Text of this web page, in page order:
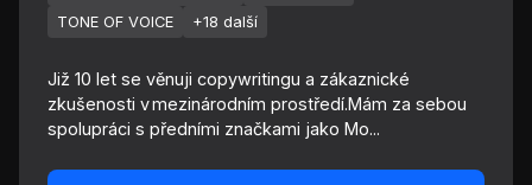
TONE OF VOICE
+18 další
Již 10 let se věnuji copywritingu a zákaznické
zkušenosti v mezinárodním prostředí.Mám za sebou
spolupráci s předními značkami jako Mo...